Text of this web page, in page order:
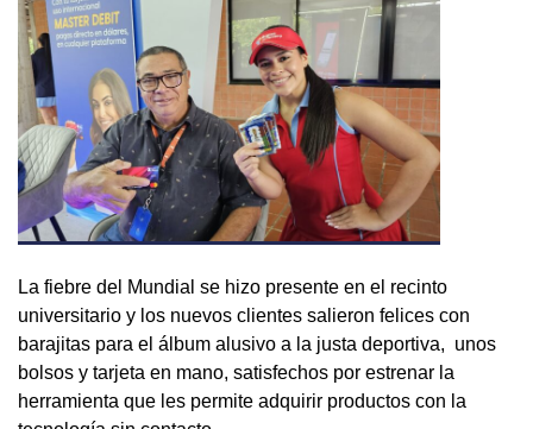
La fiebre del Mundial se hizo presente en el recinto
universitario y los nuevos clientes salieron felices con
barajitas para el álbum alusivo a la justa deportiva, unos
bolsos y tarjeta en mano, satisfechos por estrenar la
herramienta que les permite adquirir productos con la